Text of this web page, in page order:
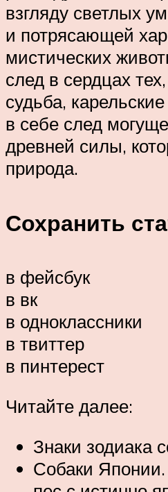
взгляду светлых
и потрясающей
мистических
след в сердцах
судьба,
в себе след
древней силы,
природа.
Сохранить
в фейсбук
в вк
в одноклассники
в твиттер
в пинтерест
Читайте далее:
Знаки зодиака
Собаки